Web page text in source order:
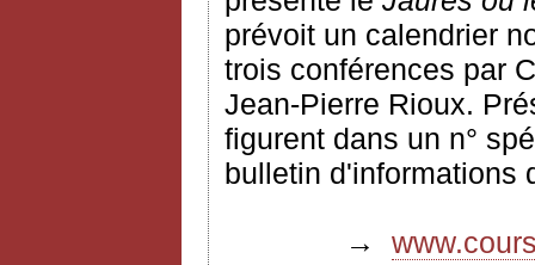
prévoit un calendrier
trois conférences par
Jean-Pierre Rioux.
figurent dans un n°
bulletin d'informations
→